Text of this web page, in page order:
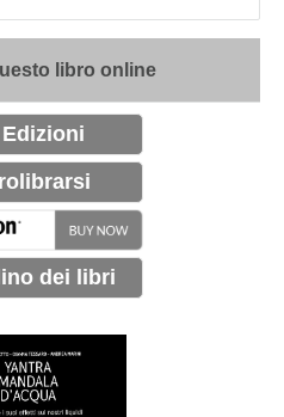
libro online
dei libri